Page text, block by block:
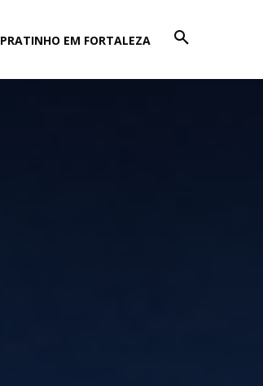
PRATINHO EM FORTALEZA